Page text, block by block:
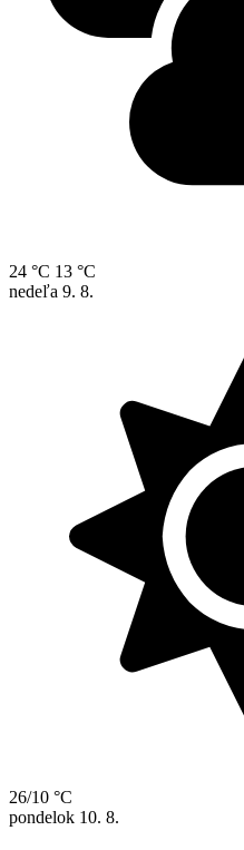
24 °C 13 °C
nedeľa 9. 8.
26/10 °C
pondelok 10. 8.